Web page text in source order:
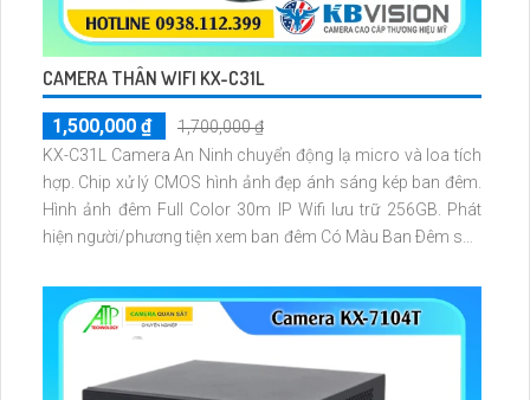
CAMERA THÂN WIFI KX-C31L
1,500,000 ₫
1,700,000 ₫
KX-C31L Camera An Ninh chuyển động lạ micro và loa tích
hợp. Chip xử lý CMOS hình ảnh đẹp ánh sáng kép ban đêm.
Hình ảnh đêm Full Color 30m IP Wifi lưu trữ 256GB. Phát
hiện người/phương tiện xem ban đêm Có Màu Ban Ðêm sắc